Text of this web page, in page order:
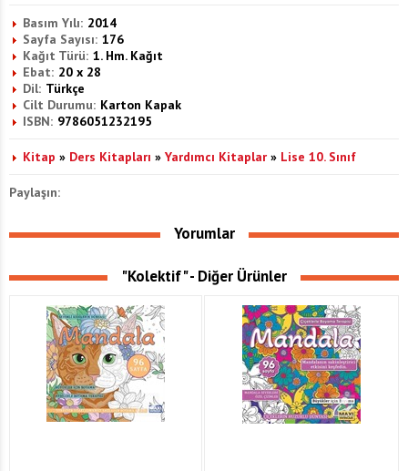
Basım Yılı: 2014
Sayfa Sayısı: 176
Kağıt Türü: 1. Hm. Kağıt
Ebat: 20 x 28
Dil: Türkçe
Cilt Durumu: Karton Kapak
ISBN: 9786051232195
Kitap » Ders Kitapları » Yardımcı Kitaplar » Lise 10. Sınıf
Paylaşın:
Yorumlar
"Kolektif" - Diğer Ürünler